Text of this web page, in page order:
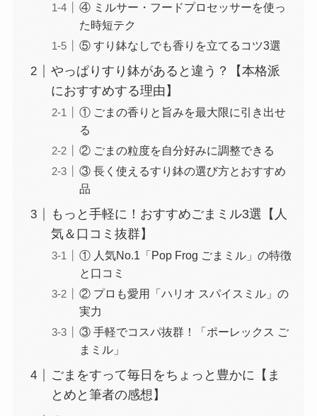
④ ミルサー・フードプロセッサーを使っ
た時短テク
⑤ すり鉢なしでも香りを立てるコツ3選
やっぱりすり鉢があると違う？【本格派
におすすめする理由】
① ごまの香りと旨みを最大限に引き出せ
る
② ごまの粒度を自分好みに調整できる
③ 長く使えるすり鉢の選び方とおすすめ
品
もっと手軽に！おすすめごまミル3選【人
気＆口コミ抜群】
① 人気No.1「Pop Frog ごまミル」の特徴
と口コミ
② プロも愛用「ハリオ スパイスミル」の
実力
③ 手軽でコスパ抜群！「ポーレックス ご
まミル」
ごまをすって毎日をちょっと豊かに【ま
とめと筆者の感想】